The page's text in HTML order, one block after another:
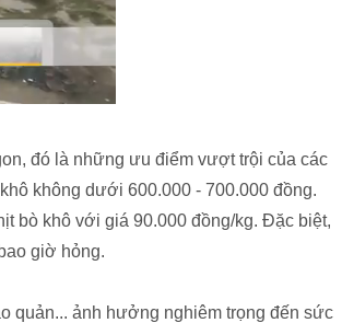
đó là những ưu điểm vượt trội của các
không dưới 600.000 - 700.000 đồng.
bò khô với giá 90.000 đồng/kg. Đặc biệt,
giờ hỏng.
quản... ảnh hưởng nghiêm trọng đến sức